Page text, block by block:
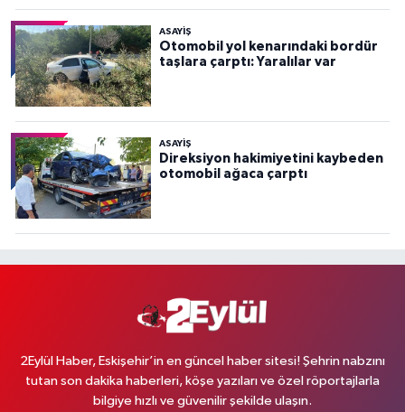
ASAYİŞ
Otomobil yol kenarındaki bordür
taşlara çarptı: Yaralılar var
ASAYİŞ
Direksiyon hakimiyetini kaybeden
otomobil ağaca çarptı
2Eylül Haber, Eskişehir’in en güncel haber sitesi! Şehrin nabzını
tutan son dakika haberleri, köşe yazıları ve özel röportajlarla
bilgiye hızlı ve güvenilir şekilde ulaşın.